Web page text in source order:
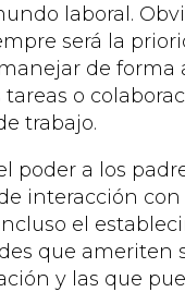
laboral.
será la
de forma
o
trabajo.
poder a los
interacción
el
que ameriten
y las que